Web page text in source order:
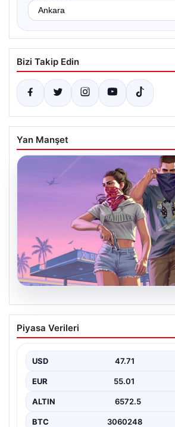
Bizi Takip Edin
Yan Manşet
GTA 6’nın oynanış videosu
Ağustos’ta Netflix’te
Ağustos’ta Netflix’te Yayınlanacak”,
beklentilerin…
Piyasa Verileri
USD 47.71
EUR 55.01
ALTIN 6572.5
BTC 3060248